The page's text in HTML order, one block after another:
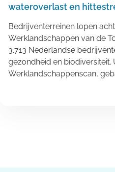
wateroverlast en
Bedrijventerreinen lopen
Werklandschappen van de
3.713 Nederlandse
gezondheid en biodiversiteit.
Werklandschappenscan,